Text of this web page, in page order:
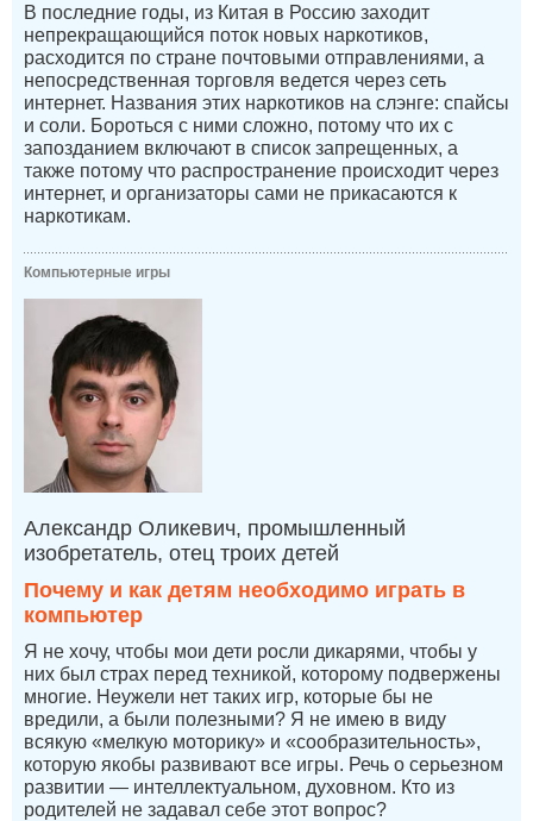
В последние годы, из Китая в Россию заходит
непрекращающийся поток новых наркотиков,
расходится по стране почтовыми отправлениями, а
непосредственная торговля ведется через сеть
интернет. Названия этих наркотиков на слэнге: спайсы
и соли. Бороться с ними сложно, потому что их с
запозданием включают в список запрещенных, а
также потому что распространение происходит через
интернет, и организаторы сами не прикасаются к
наркотикам.
Компьютерные игры
Александр Оликевич, промышленный
изобретатель, отец троих детей
Почему и как детям необходимо играть в
компьютер
Я не хочу, чтобы мои дети росли дикарями, чтобы у
них был страх перед техникой, которому подвержены
многие. Неужели нет таких игр, которые бы не
вредили, а были полезными? Я не имею в виду
всякую «мелкую моторику» и «сообразительность»,
которую якобы развивают все игры. Речь о серьезном
развитии — интеллектуальном, духовном. Кто из
родителей не задавал себе этот вопрос?